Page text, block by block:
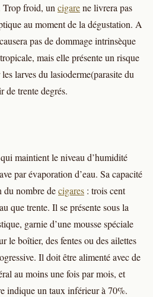
Trop froid, un cigarene livrera pas
au moment de la dégustation. A
pas de dommage intrinsèque
mais elle présente un risque
larves du lasioderme(parasite du
de trente degrés.
maintient le niveau d’humidité
par évaporation d’eau. Sa capacité
du nombre decigares : trois cent
que trente. Il se présente sous la
garnie d’une mousse spéciale
le boîtier, des fentes ou des ailettes
Il doit être alimenté avec de
au moins une fois par mois, et
indique un taux inférieur à 70%.